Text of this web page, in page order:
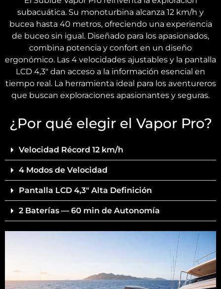
subacuática. Su monoturbina alcanza 12 km/h y
bucea hasta 40 metros, ofreciendo una experiencia
de buceo sin igual. Diseñado para los apasionados,
combina potencia y confort en un diseño
ergonómico. Las 4 velocidades ajustables y la pantalla
LCD 4,3″ dan acceso a la información esencial en
tiempo real. La herramienta ideal para los aventureros
que buscan exploraciones apasionantes y seguras.
¿Por qué elegir el Vapor Pro?
Velocidad Récord 12 km/h
4 Modos de Velocidad
Pantalla LCD 4,3" Alta Definición
2 Baterías — 60 min de Autonomía